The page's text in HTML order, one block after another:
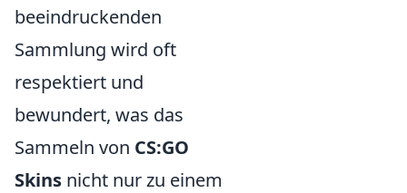
beeindruckenden
Sammlung wird oft
respektiert und
bewundert, was das
Sammeln von CS:GO
Skins nicht nur zu einem